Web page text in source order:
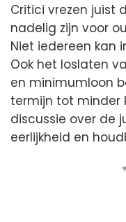
Critici vrezen juist
nadelig zijn voor
Niet iedereen kan
Ook het loslaten
en minimumloon
termijn tot minder
discussie over de
eerlijkheid en